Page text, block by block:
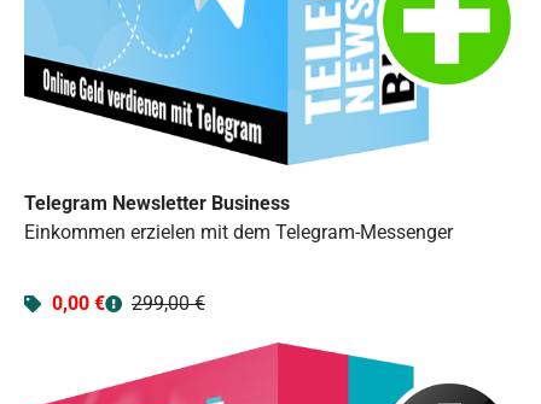
Telegram Newsletter Business
Einkommen erzielen mit dem Telegram-Messenger
0,00 € 299,00 €